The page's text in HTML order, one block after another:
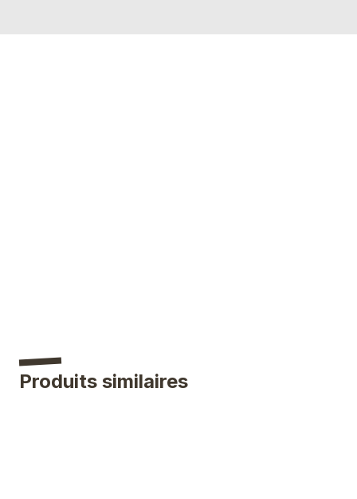
Produits similaires